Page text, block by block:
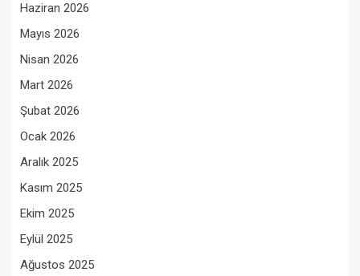
Haziran 2026
Mayıs 2026
Nisan 2026
Mart 2026
Şubat 2026
Ocak 2026
Aralık 2025
Kasım 2025
Ekim 2025
Eylül 2025
Ağustos 2025